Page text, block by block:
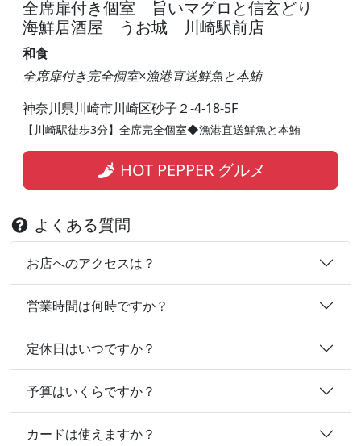
全席扉付き個室 旨いマグロと信玄どり
海鮮居酒屋 うお城 川崎駅前店
和食
全席扉付き完全個室×漁港直送鮮魚と本鮪
神奈川県川崎市川崎区砂子２-4-18-5F
【川崎駅徒歩3分】全席完全個室◆漁港直送鮮魚と本鮪
HOT PEPPER グルメ
よくある質問
お店へのアクセスは？
営業時間は何時ですか？
定休日はいつですか？
予算はいくらですか？
カードは使えますか？